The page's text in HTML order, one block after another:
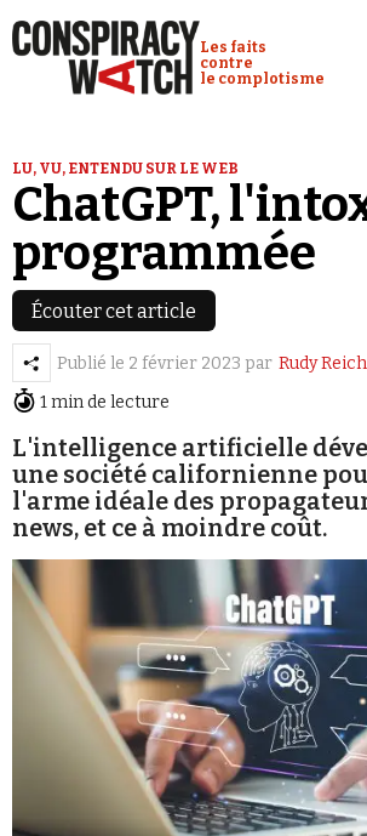
Conspiracy Watch :
Les faits
contre
le complotisme
Analyses
Conspipédia
Vidéos
Émissions
Newsletter
Faire un don
Demander à Vera
Se connecter
LU, VU, ENTENDU SUR LE WEB
ChatGPT,
programmée
Écouter cet article
Publié le 2 février 2023 par Rudy
1 min de lecture
L'intelligence artificielle
une société californienne
l'arme idéale des
news, et ce à moindre coût.